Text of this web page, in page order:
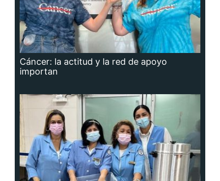
Cáncer: la actitud y la red de apoyo
importan